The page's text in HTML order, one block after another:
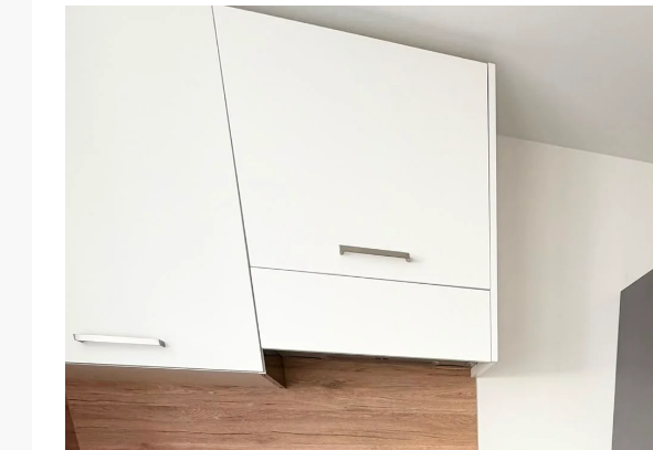
En soumettant ce formulaire, j'accepte les
conditions d'utilisation
Envoyer des Emails